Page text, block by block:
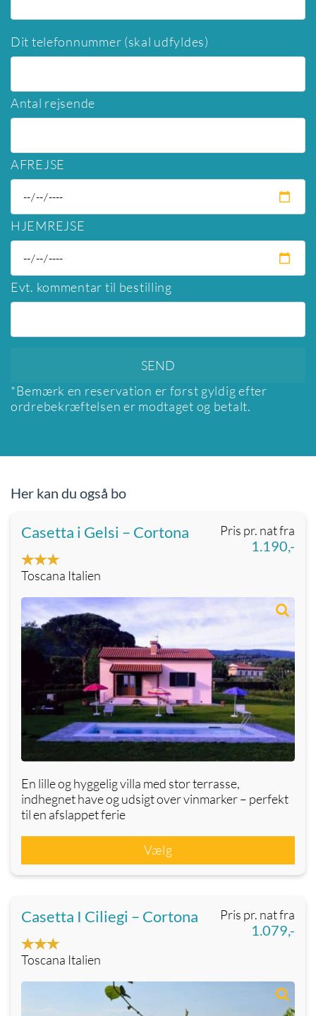
Dit telefonnummer (skal udfyldes)
Antal rejsende
AFREJSE
HJEMREJSE
Evt. kommentar til bestilling
*Bemærk en reservation er først gyldig efter
ordrebekræftelsen er modtaget og betalt.
Her kan du også bo
Pris pr. nat fra
1.190,-
Casetta i Gelsi – Cortona
Toscana Italien
En lille og hyggelig villa med stor terrasse,
indhegnet have og udsigt over vinmarker – perfekt
til en afslappet ferie
Vælg
Pris pr. nat fra
1.079,-
Casetta I Ciliegi – Cortona
Toscana Italien